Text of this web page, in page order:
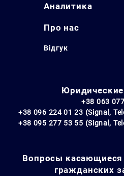
Аналитика
Про нас
Відгук
+38 063
+38 096 224 01 23 (Signal,
+38 095 277 53 55 (Signal,
Вопросы
гражданских